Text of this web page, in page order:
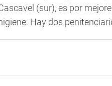
(sur), es por
Hay dos